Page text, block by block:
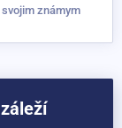
známym